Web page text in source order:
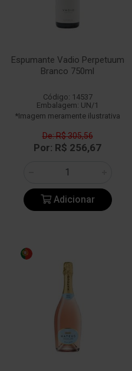
Espumante Vadio Perpetuum
Branco 750ml
Código: 14537
Embalagem: UN/1
*Imagem meramente ilustrativa
De: R$ 305,56
Por: R$ 256,67
Adicionar